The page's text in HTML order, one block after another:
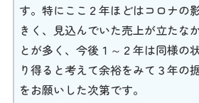
す。特にここ２年ほどはコロナの
きく、見込んでいた売上が立たな
とが多く、今後１～２年は同様の
り得ると考えて余裕をみて３年の
をお願いした次第です。